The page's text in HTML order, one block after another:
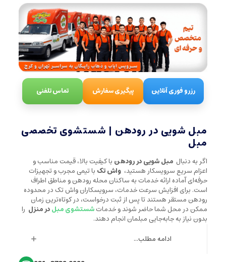
رزرو فوری آنلاین پیگیری سفارش تماس تلفنی
مبل شویی در رودهن | شستشوی تخصصی
مبل
اگر به دنبال مبل شویی در رودهن با کیفیت بالا، قیمت مناسب و
اعزام سریع سرویسکار هستید، واش تک با تیمی مجرب و تجهیزات
حرفه‌ای آماده ارائه خدمات به ساکنان محله رودهن و مناطق اطراف
است. برای افزایش سرعت خدمات، سرویسکاران واش تک در محدوده
رودهن مستقر هستند تا پس از ثبت درخواست، در کوتاه‌ترین زمان
ممکن در محل شما حاضر شوند و خدماتشستشوی مبلدر منزل را
بدون نیاز به جابه‌جایی مبلمان انجام دهند.
ادامه مطلب...